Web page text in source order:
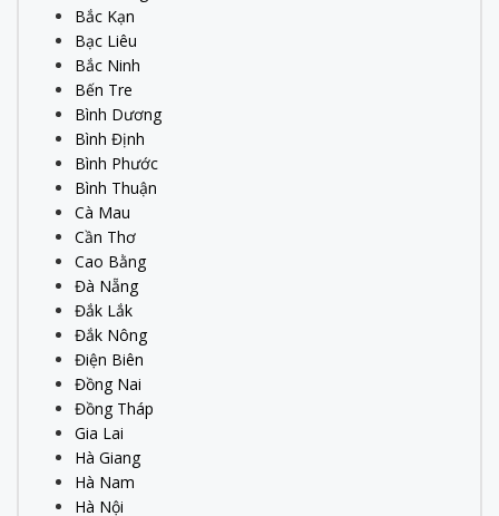
Bắc Kạn
Bạc Liêu
Bắc Ninh
Bến Tre
Bình Dương
Bình Định
Bình Phước
Bình Thuận
Cà Mau
Cần Thơ
Cao Bằng
Đà Nẵng
Đắk Lắk
Đắk Nông
Điện Biên
Đồng Nai
Đồng Tháp
Gia Lai
Hà Giang
Hà Nam
Hà Nội